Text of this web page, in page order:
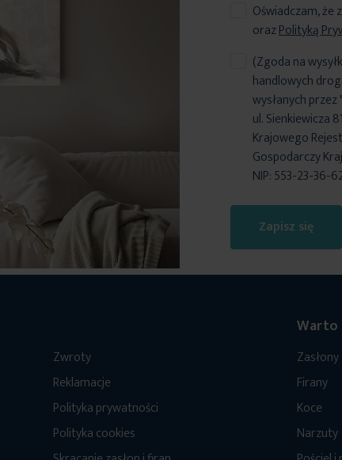
Oświadczam, że
orazPolityką
Zapisz się
(Zgoda na
handlowych
wysłanych przez
ul. Sienkiewicza
Krajowego
Gospodarczy
NIP: 553-23-36-
Zwroty
Reklamacje
Polityka prywatności
Polityka cookies
Warto
Zasłony
Firany
Koce
Narzuty